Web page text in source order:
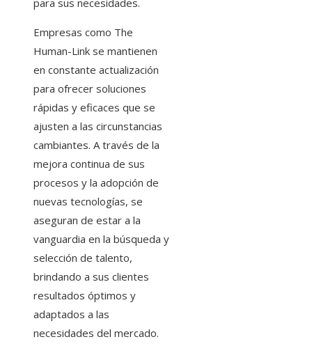
para sus necesidades.
Empresas como The
Human-Link se mantienen
en constante actualización
para ofrecer soluciones
rápidas y eficaces que se
ajusten a las circunstancias
cambiantes. A través de la
mejora continua de sus
procesos y la adopción de
nuevas tecnologías, se
aseguran de estar a la
vanguardia en la búsqueda y
selección de talento,
brindando a sus clientes
resultados óptimos y
adaptados a las
necesidades del mercado.